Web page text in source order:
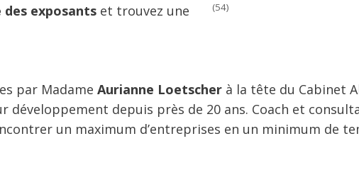
(54)
exposants et trouvez une
par Madame Aurianne Loetscher à la tête du Cabinet
développement depuis près de 20 ans. Coach et
un maximum d’entreprises en un minimum de